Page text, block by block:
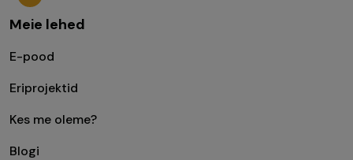
Meie lehed
E-pood
Eriprojektid
Kes me oleme?
Blogi